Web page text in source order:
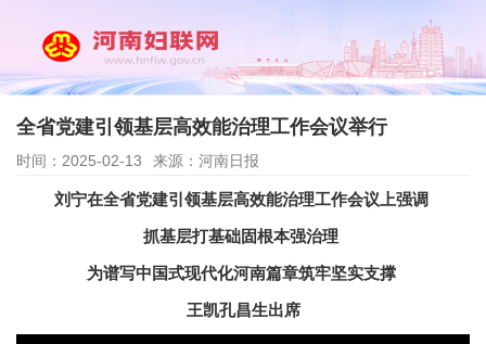
全省党建引领基层高效能治理工作会议举行
时间：2025-02-13 来源：河南日报
刘宁在全省党建引领基层高效能治理工作会议上强调
抓基层打基础固根本强治理
为谱写中国式现代化河南篇章筑牢坚实支撑
王凯孔昌生出席